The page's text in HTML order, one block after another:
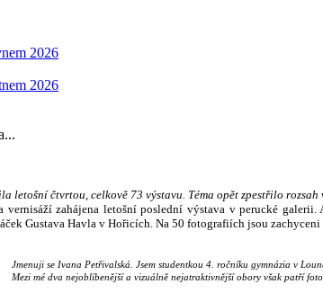
2026
2026
letošní čtvrtou, celkově 73 výstavu. Téma opět zpestřilo
zahájena letošní poslední výstava v perucké
Gustava Havla v Hořicích. Na 50 fotografiích jsou
Jmenuji se Ivana Petřivalská. Jsem studentkou 4. ročníku gymnázia v
Mezi mé dva nejoblíbenější a vizuálně nejatraktivnější obory však patří